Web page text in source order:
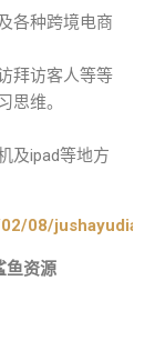
各种跨境电商
拜访客人等等
思维。
及ipad等地方
08/
鱼资源